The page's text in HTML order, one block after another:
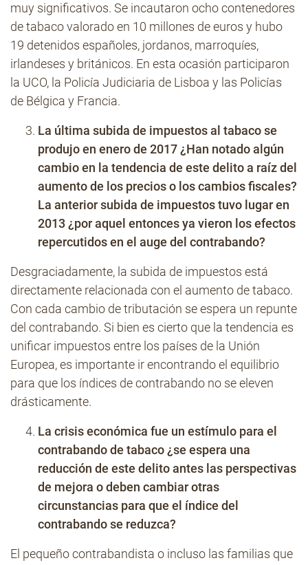
muy significativos. Se incautaron ocho contenedores
de tabaco valorado en 10 millones de euros y hubo
19 detenidos españoles, jordanos, marroquíes,
irlandeses y británicos. En esta ocasión participaron
la UCO, la Policía Judiciaria de Lisboa y las Policías
de Bélgica y Francia.
La última subida de impuestos al tabaco se
produjo en enero de 2017 ¿Han notado algún
cambio en la tendencia de este delito a raíz del
aumento de los precios o los cambios fiscales?
La anterior subida de impuestos tuvo lugar en
2013 ¿por aquel entonces ya vieron los efectos
repercutidos en el auge del contrabando?
Desgraciadamente, la subida de impuestos está
directamente relacionada con el aumento de tabaco.
Con cada cambio de tributación se espera un repunte
del contrabando. Si bien es cierto que la tendencia es
unificar impuestos entre los países de la Unión
Europea, es importante ir encontrando el equilibrio
para que los índices de contrabando no se eleven
drásticamente.
La crisis económica fue un estímulo para el
contrabando de tabaco ¿se espera una
reducción de este delito antes las perspectivas
de mejora o deben cambiar otras
circunstancias para que el índice del
contrabando se reduzca?
El pequeño contrabandista o incluso las familias que